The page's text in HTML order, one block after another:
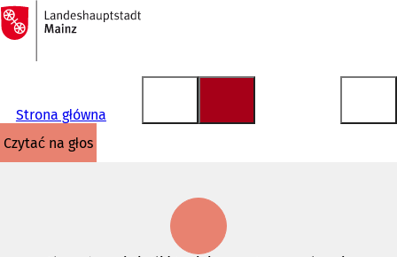
Przejdź do treści
Do
strony
głównej
Strona główna
czytać na głos